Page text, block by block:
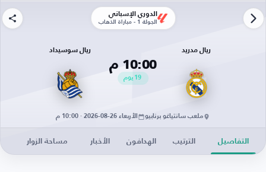
الدوري الإسباني
الجولة 1 - مباراة الذهاب
ريال مدريد
10:00 م
19 يوم
ريال سوسيداد
ملعب سانتياغو برنابيو الأربعاء 26-08-2026 · 10:00 م
التفاصيل الترتيب الهدافون الأخبار مساحة الزوار